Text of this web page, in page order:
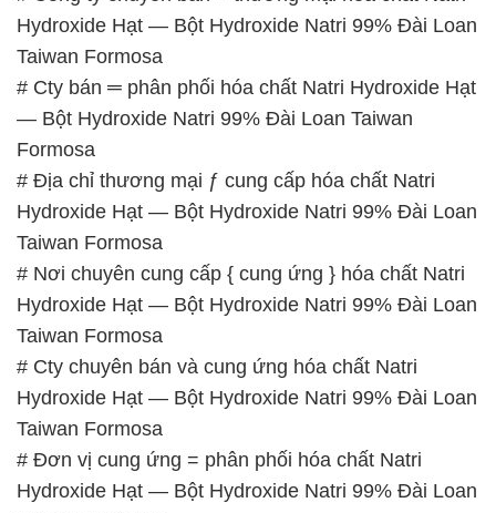
Formosa
# Địa chỉ thương mại ƒ cung cấp hóa chất Natri
Hydroxide Hạt — Bột Hydroxide Natri 99% Đài Loan
Taiwan Formosa
# Nơi chuyên cung cấp { cung ứng } hóa chất Natri
Hydroxide Hạt — Bột Hydroxide Natri 99% Đài Loan
Taiwan Formosa
# Cty chuyên bán và cung ứng hóa chất Natri
Hydroxide Hạt — Bột Hydroxide Natri 99% Đài Loan
Taiwan Formosa
# Đơn vị cung ứng = phân phối hóa chất Natri
Hydroxide Hạt — Bột Hydroxide Natri 99% Đài Loan
Taiwan Formosa
# Địa chỉ bán ε thương mại hóa chất Natri
Hydroxide Hạt — Bột Hydroxide Natri 99% Đài Loan
Taiwan Formosa